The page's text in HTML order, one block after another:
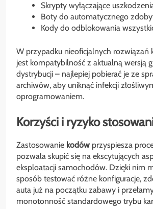
Skrypty wyłączające
Boty do automatycznego
Kody do odblokowania
W przypadku nieoficjalnych rozwiązań
jest kompatybilność z aktualną wersją
dystrybucji – najlepiej pobierać je ze
archiwów, aby uniknąć infekcji
oprogramowaniem.
Korzyści i ryzyko
Zastosowanie kodów przyspiesza
pozwala skupić się na ekscytujących
eksploatacji samochodów. Dzięki nim
sposób testować różne konfiguracje,
auta już na początku zabawy i
monotonność standardowego trybu